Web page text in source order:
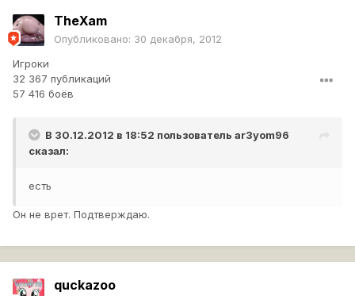
TheXam
Опубликовано: 30 декабря, 2012
Игроки
32 367 публикаций
57 416 боёв
В 30.12.2012 в 18:52 пользователь ar3yom96
сказал:
есть
Он не врет. Подтверждаю.
quckazoo